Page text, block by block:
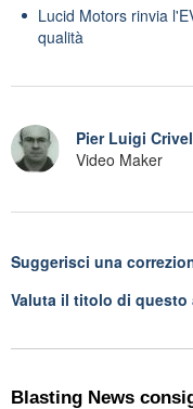
Lucid Motors rinvia
qualità
Pier Luigi
Video Maker
Suggerisci una
Valuta il titolo di questo
Blasting News